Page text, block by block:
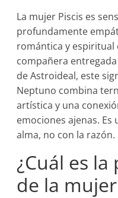
La mujer Piscis es
profundamente
romántica y espiritual
compañera
de Astroideal, este
Neptuno combina
artística y una
emociones ajenas.
alma, no con la razón.
¿Cuál es
de la mujer